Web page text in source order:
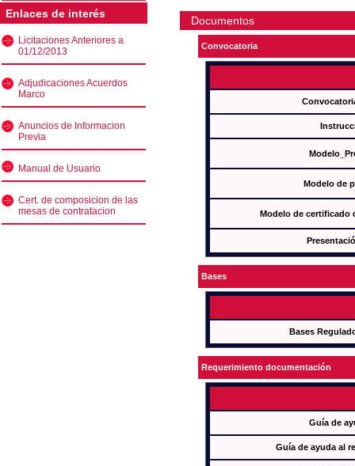
Enlaces de interés
Licitaciones Anteriores a
01/12/2013
Adjudicaciones Acuerdos
Marco
Anuncios de Informacion
Previa
Manual de Usuario
Cert. de composicion de las
mesas de contratacion
Documentos
Convocatoria
Modelo de
Modelo de certificado
Bases
Bases
Requerimiento documentación
Guía de
Guía de ayuda al